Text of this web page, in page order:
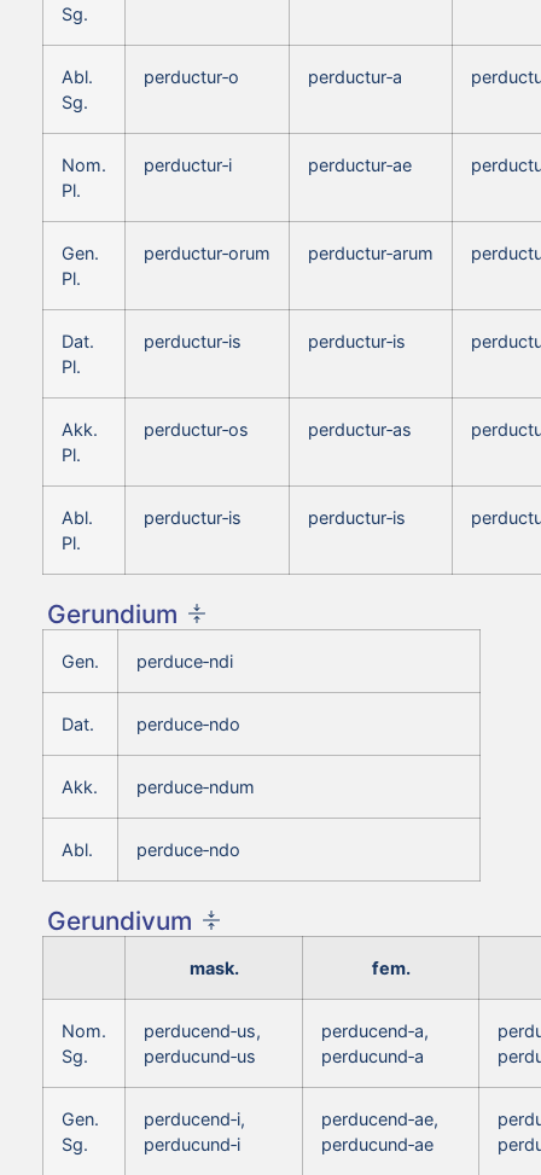
Sg.
Abl.
Sg.
perductur‑o perductur‑a
Nom.
Pl.
perductur‑i perductur‑ae
Gen.
Pl.
perductur‑orum perductur‑arum
Dat.
Pl.
perductur‑is perductur‑is
Akk.
Pl.
perductur‑os perductur‑as
Abl.
Pl.
perductur‑is perductur‑is
Gerundium
Gen. perduce‑ndi
Dat. perduce‑ndo
Akk. perduce‑ndum
Abl. perduce‑ndo
Gerundivum
mask. fem.
Nom.
Sg.
perducend‑us,
perducund‑us
perducend‑a,
perducund‑a
Gen.
Sg.
perducend‑i,
perducund‑i
perducend‑ae,
perducund‑ae